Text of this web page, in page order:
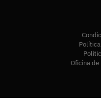
Oficina de